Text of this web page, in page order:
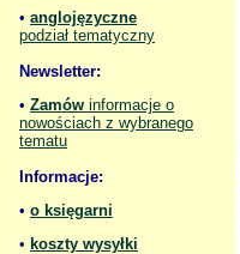
• anglojęzyczne
podział tematyczny
Newsletter:
• Zamów informacje o
nowościach z wybranego
tematu
Informacje:
• o księgarni
• koszty wysyłki